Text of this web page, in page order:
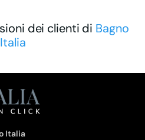
dei clienti di Bagno
Italia
Italia